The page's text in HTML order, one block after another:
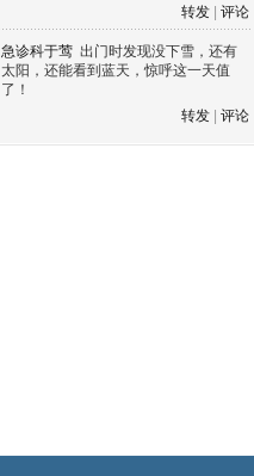
转发
评论
急诊科于莺 出门时发现没下雪，还有
太阳，还能看到蓝天，惊呼这一天值
了！
转发
评论